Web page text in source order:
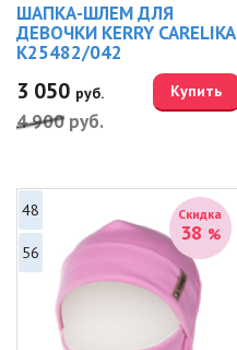
ШАПКА-ШЛЕМ ДЛЯ
ДЕВОЧКИ KERRY CARELIKA
K25482/042
3 050 руб.
4 900 руб.
Купить
Скидка
38 %
48
56